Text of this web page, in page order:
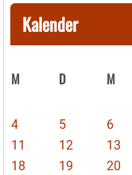
Kalender
M D M
4
5 6
11
12 13
18
19 20